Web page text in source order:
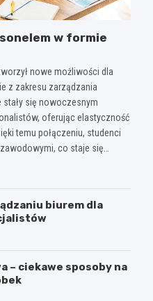
w formie
nowe możliwości dla
z zakresu zarządzania
stały się nowoczesnym
oferując elastyczność
temu połączeniu, studenci
co staje się…
biurem dla
– ciekawe sposoby na